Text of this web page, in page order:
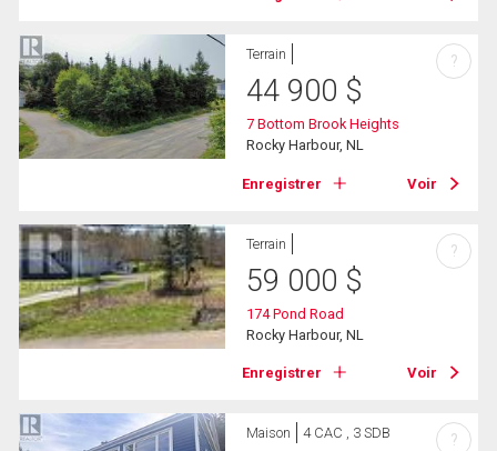
Terrain
44 900 $
7 Bottom Brook Heights
Rocky Harbour, NL
Enregistrer Voir
?
Terrain
59 000 $
174 Pond Road
Rocky Harbour, NL
Enregistrer Voir
?
Maison 4 CAC , 3 SDB ?